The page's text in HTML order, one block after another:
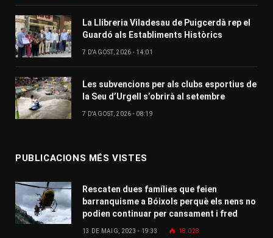
La Llibreria Viladesau de Puigcerdà rep el
Guardó als Establiments Històrics
7 D'AGOST, 2026 - 14:01
Les subvencions per als clubs esportius de
la Seu d’Urgell s’obrirà al setembre
7 D'AGOST, 2026 - 08:19
PUBLICACIONS MÉS VISTES
Rescaten dues famílies que feien
barranquisme a Bóixols perquè els nens no
podien continuar per cansament i fred
13 DE MAIG, 2023 - 19:33 18.028